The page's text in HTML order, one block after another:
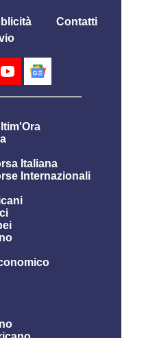
Contatti
Italiana
Internazionali